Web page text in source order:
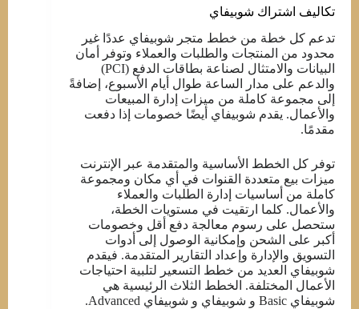
تكاليف اشتراك شوبيفاي
تدعم كل خطة من خطط متجر شوبيفاي عددًا غير
محدود من المنتجات والطلبات والعملاء وتوفر أمان
البيانات والامتثال لصناعة بطاقات الدفع (PCI)
والدعم على مدار الساعة طوال أيام الأسبوع، إضافةً
إلى مجموعة كاملة من ميزات إدارة المبيعات
والأعمال. يقدم شوبيفاي أيضًا خصومات إذا دفعت
مقدمًا.
توفر كل الخطط الأساسية والمتقدمة عبر الإنترنت
ميزات بيع متعددة القنوات في أي مكان ومجموعة
كاملة من أساسيات إدارة الطلبات والعملاء
والأعمال. كلما ارتقيت في مستويات الخطة،
ستحصل على رسوم معالجة دفع أقل وخصومات
أكبر على الشحن وإمكانية الوصول إلى أدوات
التسويق والإدارة وإعداد التقارير المتقدمة. فيقدم
شوبيفاي العديد من خطط التسعير لتلبية احتياجات
الأعمال المختلفة. الخطط الثلاث الرئيسية هي
شوبيفاي Basic و شوبيفاي و شوبيفاي Advanced.